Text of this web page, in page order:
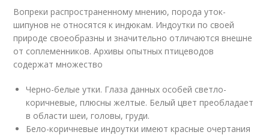
Вопреки распространенному мнению, порода уток-
шипунов не относятся к индюкам. Индоутки по своей
природе своеобразны и значительно отличаются внешне
от соплеменников. Архивы опытных птицеводов
содержат множество
Черно-белые утки. Глаза данных особей светло-
коричневые, плюсны желтые. Белый цвет преобладает
в области шеи, головы, груди.
Бело-коричневые индоутки имеют красные очертания